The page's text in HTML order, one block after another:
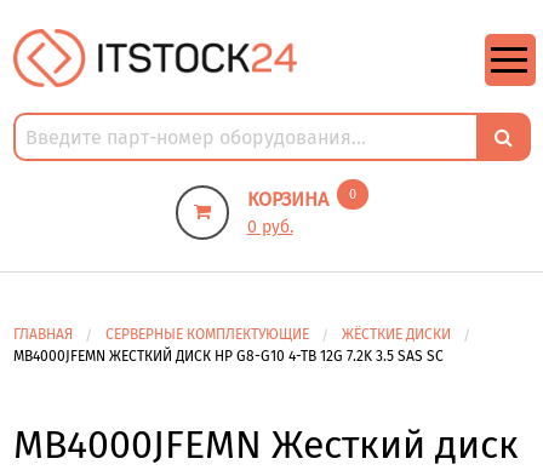
КОРЗИНА 0
0 руб.
ГЛАВНАЯ СЕРВЕРНЫЕ КОМПЛЕКТУЮЩИЕ
ЖЁСТКИЕ ДИСКИ
MB4000JFEMN ЖЕСТКИЙ ДИСК HP G8-G10 4-TB 12G 7.2K 3.5 SAS SC
MB4000JFEMN Жесткий диск